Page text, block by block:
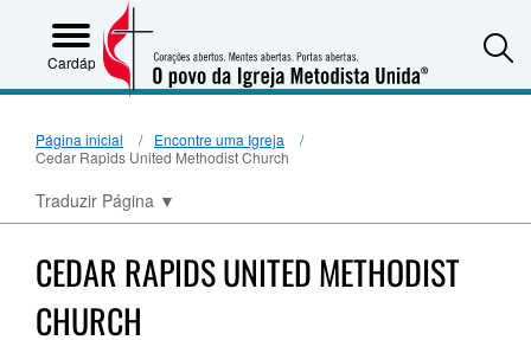
Cardápio
Página inicial
Encontre uma Igreja
Cedar Rapids United Methodist Church
Traduzir Página ▼
CEDAR RAPIDS UNITED METHODIST
CHURCH